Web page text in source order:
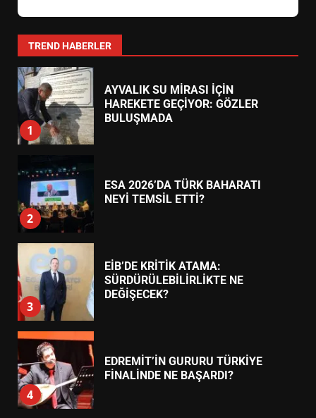
TREND HABERLER
7
YENİ YÖNETİM NASIL
1
AYVALIK SU MİRASI İÇİN
HAREKETE GEÇİYOR: GÖZLER
BULUŞMADA
2
ESA 2026’DA TÜRK BAHARATI
NEYİ TEMSİL ETTİ?
3
EİB’DE KRİTİK ATAMA:
SÜRDÜRÜLEBİLİRLİKTE NE
DEĞİŞECEK?
4
EDREMİT’İN GURURU TÜRKİYE
FİNALİNDE NE BAŞARDI?